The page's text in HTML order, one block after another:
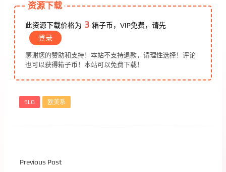
资源下载
此资源下载价格为 3 箱子币，VIP免费，请先
登录
感谢您的赞助和支持！本站不支持退款，请理性选择！评论
也可以获得箱子币！本站可以免费下载！
SLG 欧美系
Previous Post